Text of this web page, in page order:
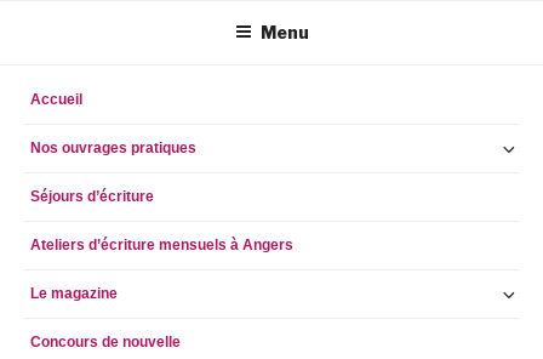
principal
Menu
Accueil
Nos ouvrages pratiques
Séjours d’écriture
Ateliers d’écriture mensuels à Angers
Le magazine
Concours de nouvelle